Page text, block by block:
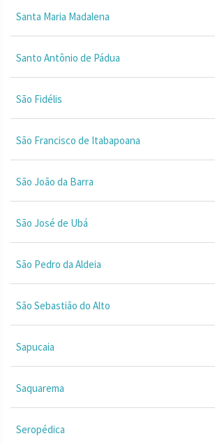
Santa Maria Madalena
Santo Antônio de Pádua
São Fidélis
São Francisco de Itabapoana
São João da Barra
São José de Ubá
São Pedro da Aldeia
São Sebastião do Alto
Sapucaia
Saquarema
Seropédica